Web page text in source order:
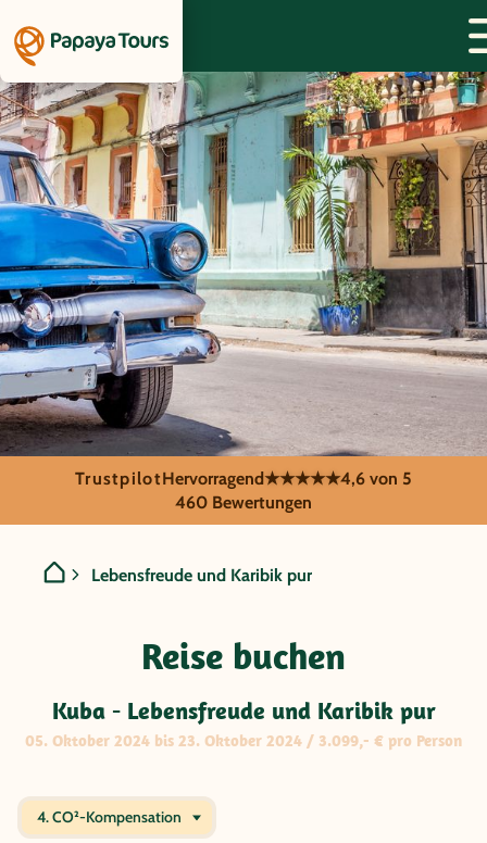
GRUPPENREISE:
Kuba - Lebensfreude und
TrustpilotHervorragend★★★★★4,6 von 5
460 Bewertungen
Lebensfreude und Karibik pur
Reise buchen
Kuba - Lebensfreude und Karibik pur
05. Oktober 2024 bis 23. Oktober 2024 / 3.099,- € pro Person
4. CO²-Kompensation